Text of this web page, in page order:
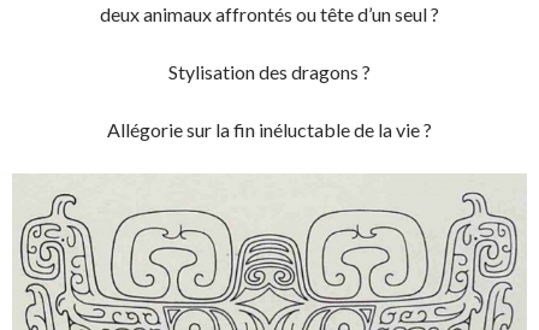
deux animaux affrontés ou tête d’un seul ?
Stylisation des dragons ?
Allégorie sur la fin inéluctable de la vie ?